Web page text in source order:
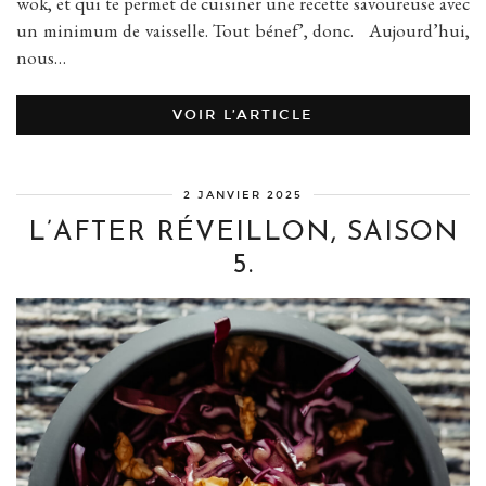
un minimum de vaisselle. Tout bénef’, donc. Aujourd’hui,
nous…
VOIR L’ARTICLE
2 JANVIER 2025
L’AFTER RÉVEILLON, SAISON
5.